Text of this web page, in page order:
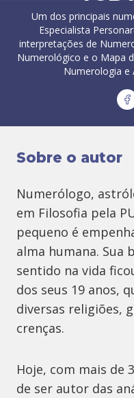
Um dos principais
Especialista
interpretações de
Numerológico e o Mapa
Numerologia e
Sobre o autor
Numerólogo,
em Filosofia pela
pequeno é
alma humana. Sua
sentido na vida
dos seus 19 anos,
diversas religiões,
crenças.
Hoje, com mais de
de ser autor das